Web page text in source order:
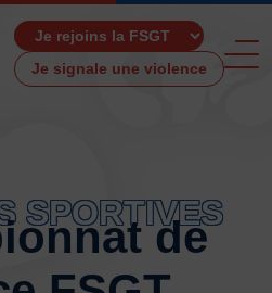
Je signale une violence
SPORTIVES
de